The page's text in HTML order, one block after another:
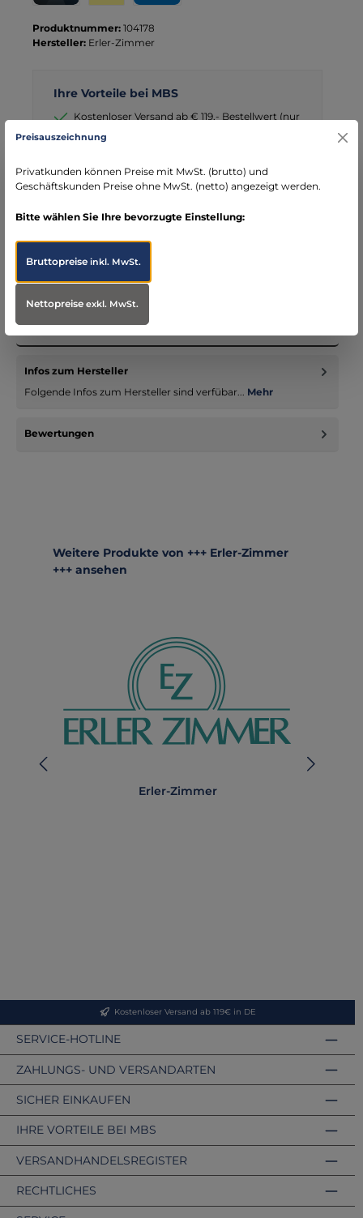
Produktnummer: 104178
Hersteller: Erler-Zimmer
Ihre Vorteile bei MBS
Kostenloser Versand ab € 119,- Bestellwert (nur
DE)
seit über 15 Jahren kompetenter Partner im
Bereich Notfallmedizin
Beschreibung
Dieser lebensgroße Torso besteht aus 12 Teilen. Detailgenau in
Mehr
Infos zum Hersteller
Folgende Infos zum Hersteller sind verfübar... Mehr
Bewertungen
Produktgalerie überspringen
Weitere Produkte von +++ Erler-Zimmer
+++ ansehen
Erler-Zimmer
Kostenloser Versand ab 119€ in DE
SERVICE-HOTLINE
ZAHLUNGS- UND VERSANDARTEN
VERSANDHANDELSREGISTER
SICHER EINKAUFEN
IHRE VORTEILE BEI MBS
RECHTLICHES
Preisauszeichnung
Privatkunden können Preise mit MwSt. (brutto) und
Geschäftskunden Preise ohne MwSt. (netto) angezeigt werden.
Bitte wählen Sie Ihre bevorzugte Einstellung:
Bruttopreiseinkl. MwSt.
Nettopreiseexkl. MwSt.